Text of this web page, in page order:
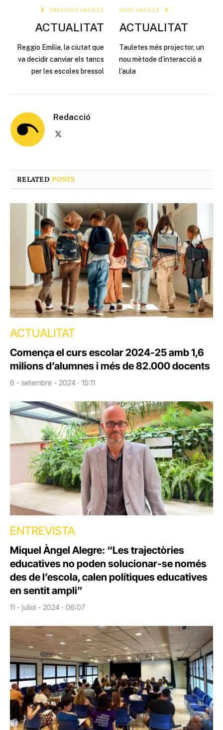
PREVIOUS ARTICLE
ACTUALITAT
Reggio Emilia, la ciutat que
va decidir canviar els tancs
per les escoles bressol
NEXT ARTICLE
ACTUALITAT
Tauletes més projector, un
nou mètode d’interacció a
l’aula
Redacció
RELATEDPOSTS
ACTUALITAT
Comença el curs escolar 2024-25 amb 1,6
milions d’alumnes i més de 82.000 docents
6 - setembre - 2024 · 15:11
ENTREVISTA
Miquel Àngel Alegre: “Les trajectòries
educatives no poden solucionar-se només
des de l’escola, calen polítiques educatives
en sentit ampli”
11 - juliol - 2024 · 06:07